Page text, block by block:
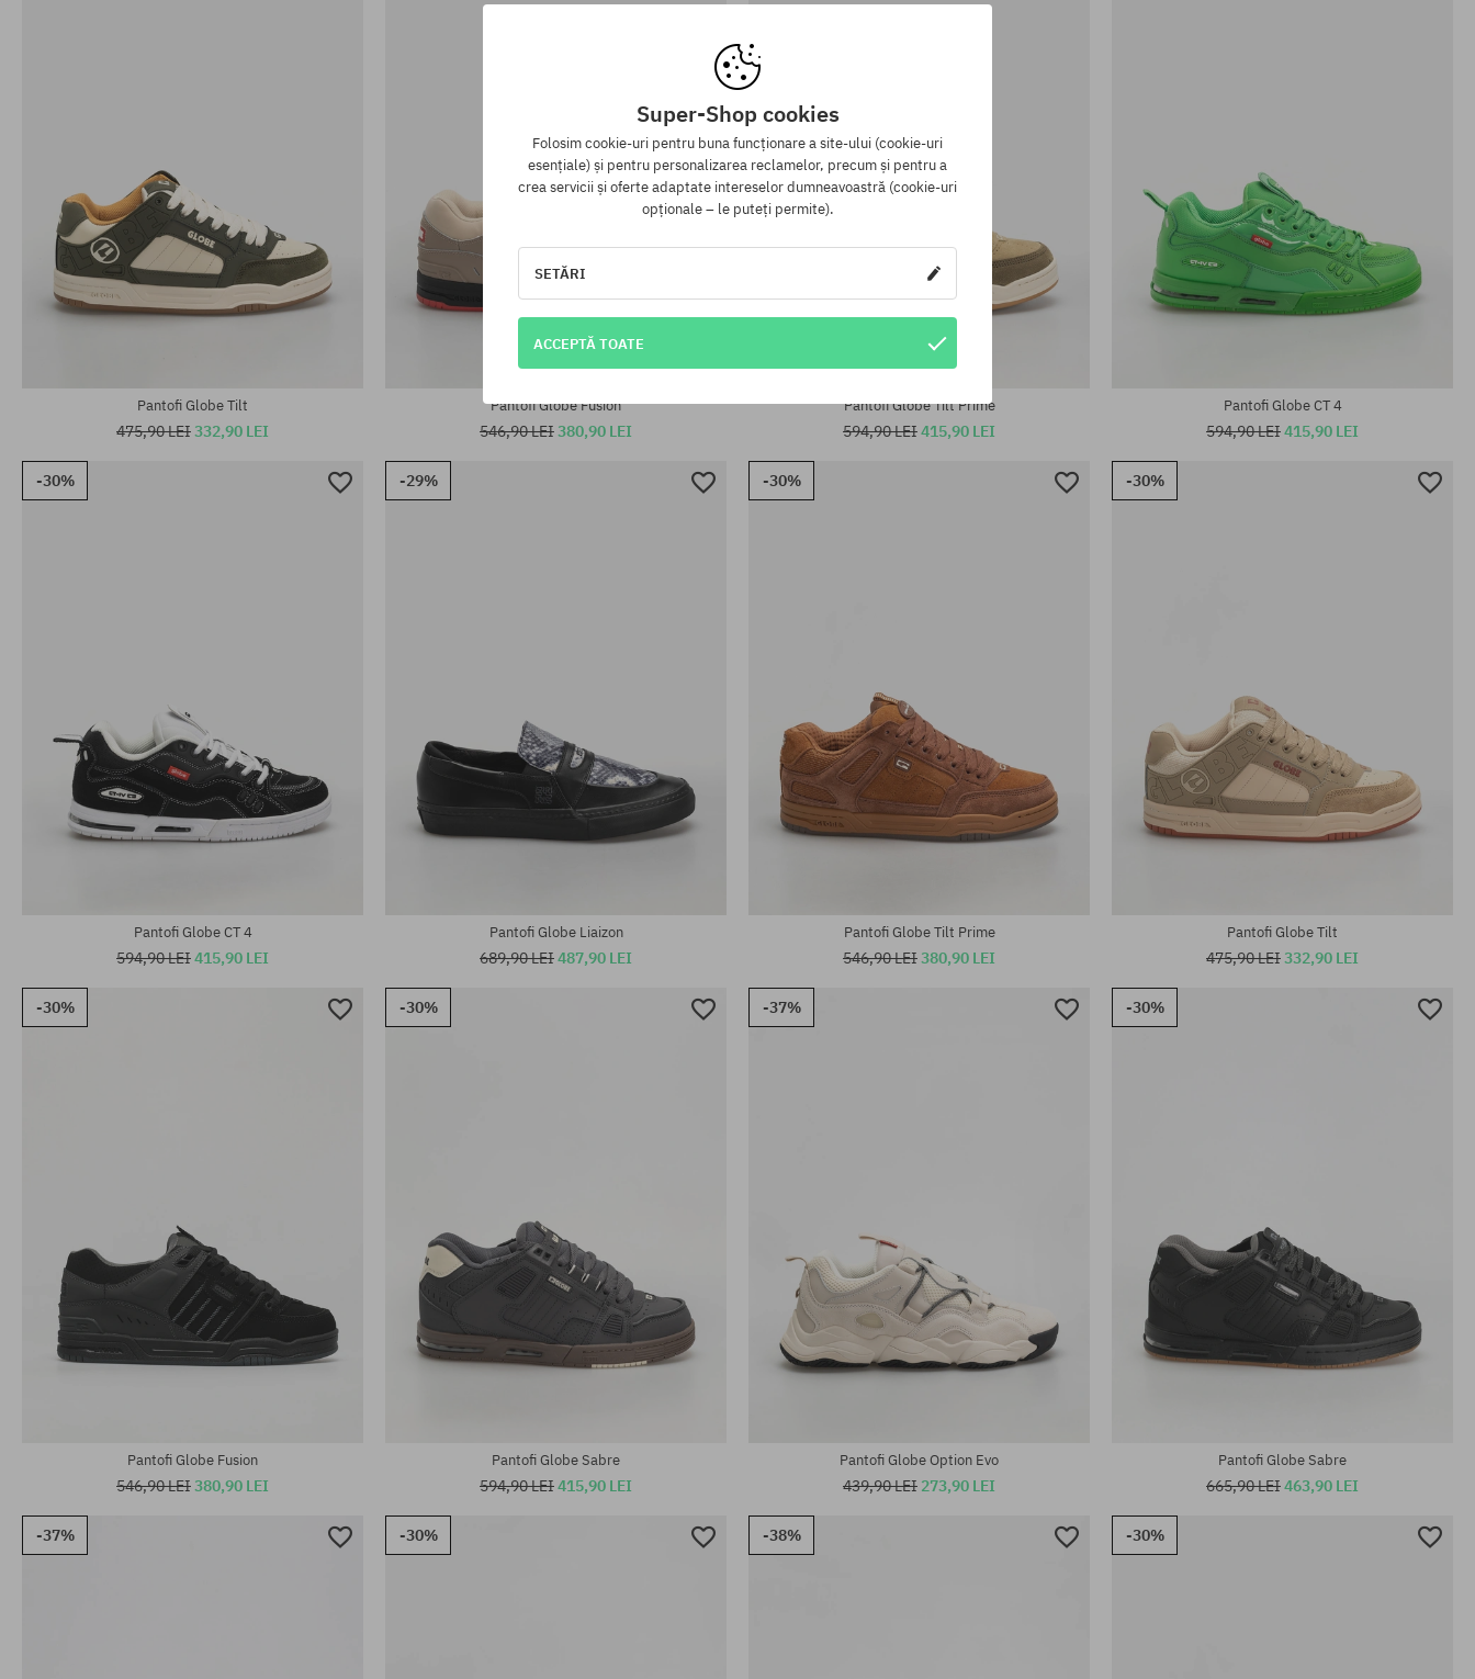
Pantofi Globe Tilt
475,90 LEI332,90 LEI
Pantofi Globe Fusion
546,90 LEI380,90 LEI
Pantofi Globe Tilt Prime
594,90 LEI415,90 LEI
Pantofi Globe CT 4
594,90 LEI415,90 LEI
-30%
Pantofi Globe CT 4
594,90 LEI415,90 LEI
-29%
Pantofi Globe Liaizon
689,90 LEI487,90 LEI
-30%
Pantofi Globe Tilt Prime
546,90 LEI380,90 LEI
-30%
Pantofi Globe Tilt
475,90 LEI332,90 LEI
-30%
Pantofi Globe Fusion
546,90 LEI380,90 LEI
-30%
Pantofi Globe Sabre
594,90 LEI415,90 LEI
-37%
Pantofi Globe Option Evo
439,90 LEI 273,90 LEI
-30%
Pantofi Globe Sabre
665,90 LEI463,90 LEI
-37% -30% -38% -30%
Super-Shop cookies
Folosim cookie-uri pentru buna funcționare a site-ului (cookie-uri
esențiale) și pentru personalizarea reclamelor, precum și pentru a
crea servicii și oferte adaptate intereselor dumneavoastră (cookie-uri
opționale – le puteți permite).
SETĂRI
ACCEPTĂ TOATE